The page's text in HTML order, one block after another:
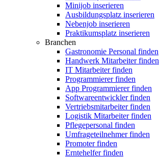
Minijob inserieren
Ausbildungsplatz inserieren
Nebenjob inserieren
Praktikumsplatz inserieren
Branchen
Gastronomie Personal finden
Handwerk Mitarbeiter finden
IT Mitarbeiter finden
Programmierer finden
App Programmierer finden
Softwareentwickler finden
Vertriebsmitarbeiter finden
Logistik Mitarbeiter finden
Pflegepersonal finden
Umfrageteilnehmer finden
Promoter finden
Erntehelfer finden